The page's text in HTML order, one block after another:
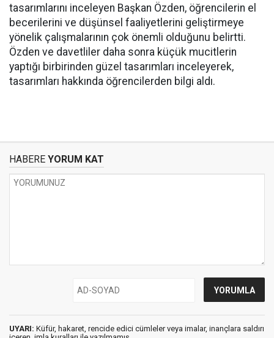
tasarımlarını inceleyen Başkan Özden, öğrencilerin el
becerilerini ve düşünsel faaliyetlerini geliştirmeye
yönelik çalışmalarının çok önemli olduğunu belirtti.
Özden ve davetliler daha sonra küçük mucitlerin
yaptığı birbirinden güzel tasarımları inceleyerek,
tasarımları hakkında öğrencilerden bilgi aldı.
HABERE YORUM KAT
UYARI: Küfür, hakaret, rencide edici cümleler veya imalar, inançlara saldırı